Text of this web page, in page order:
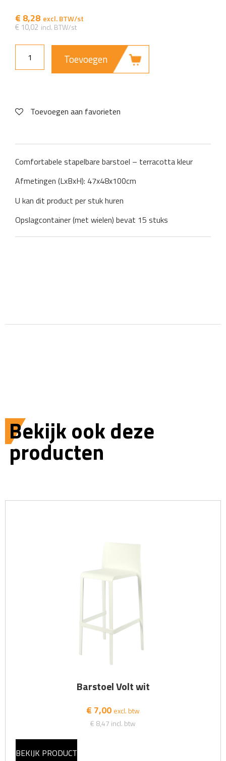
€ 8,28
€ 10,02
Toevoegen
Toevoegen aan favorieten
Comfortabele stapelbare barstoel – terracotta kleur
Afmetingen (LxBxH): 47x48x100cm
U kan dit product per stuk huren
Opslagcontainer (met wielen) bevat 15 stuks
Bekijk ook deze
producten
Barstoel Volt wit
€ 7,00 excl. btw
€ 8,47 incl. btw
BEKIJK PRODUCT